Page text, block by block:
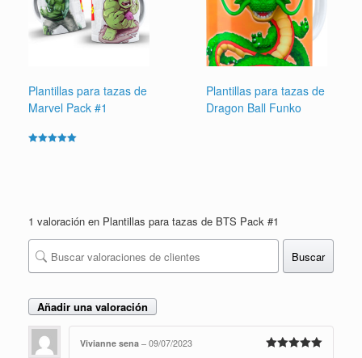
Plantillas para tazas de
Marvel Pack #1
Plantillas para tazas de
Dragon Ball Funko
1 valoración en Plantillas para tazas de BTS Pack #1
Buscar
Añadir una valoración
Vivianne sena – 09/07/2023